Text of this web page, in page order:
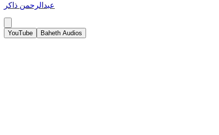
عبدالرحمن ذاكر
YouTube Baheth Audios